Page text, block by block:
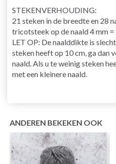
STEKENVERHOUDING:
21 steken in de breedte en 28
tricotsteek op denaald4 mm =
LET OP: De naalddikte is
steken heeft op 10 cm, ga dan
naald. Als u te weinig steken
met een kleinere naald.
ANDEREN BEKEKEN OOK